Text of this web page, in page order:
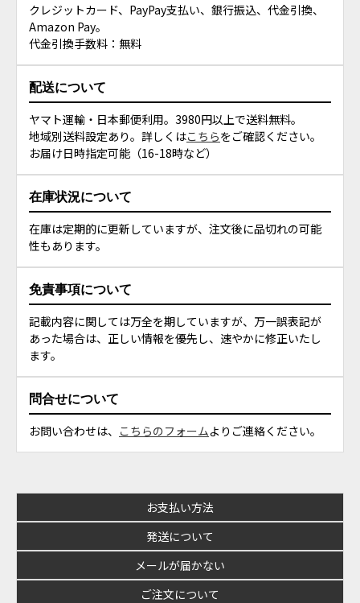
クレジットカード、PayPay支払い、銀行振込、代金引換、
Amazon Pay。
代金引換手数料：無料
配送について
ヤマト運輸・日本郵便利用。3980円以上で送料無料。
地域別送料設定あり。詳しくはこちらをご確認ください。
お届け日時指定可能（16-18時など）
在庫状況について
在庫は定期的に更新していますが、注文後に品切れの可能
性もあります。
免責事項について
記載内容に関しては万全を期していますが、万一誤表記が
あった場合は、正しい情報を優先し、速やかに修正いたし
ます。
問合せについて
お問い合わせは、 こちらのフォームよりご連絡ください。
お支払い方法
発送について
メールが届かない
ご注文について